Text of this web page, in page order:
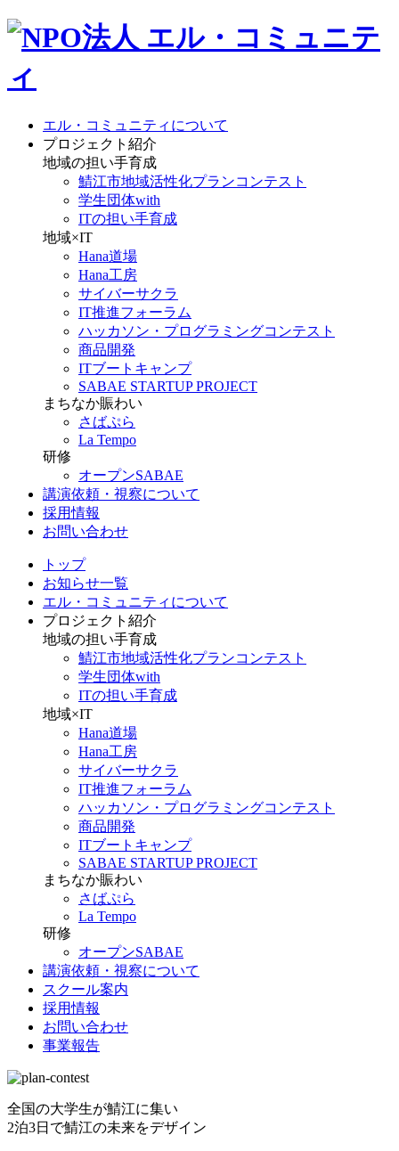
エル・コミュニティについて
プロジェクト紹介
地域の担い手育成
鯖江市地域活性化プランコンテスト
学生団体with
ITの担い手育成
地域×IT
Hana道場
Hana工房
サイバーサクラ
IT推進フォーラム
ハッカソン・プログラミングコンテスト
商品開発
ITブートキャンプ
SABAE STARTUP PROJECT
まちなか賑わい
さばぷら
La Tempo
研修
オープンSABAE
講演依頼・視察について
採用情報
お問い合わせ
トップ
お知らせ一覧
エル・コミュニティについて
プロジェクト紹介
地域の担い手育成
鯖江市地域活性化プランコンテスト
学生団体with
ITの担い手育成
地域×IT
Hana道場
Hana工房
サイバーサクラ
IT推進フォーラム
ハッカソン・プログラミングコンテスト
商品開発
ITブートキャンプ
SABAE STARTUP PROJECT
まちなか賑わい
さばぷら
La Tempo
研修
オープンSABAE
講演依頼・視察について
スクール案内
採用情報
お問い合わせ
事業報告
全国の大学生が鯖江に集い
2泊3日で鯖江の未来をデザイン